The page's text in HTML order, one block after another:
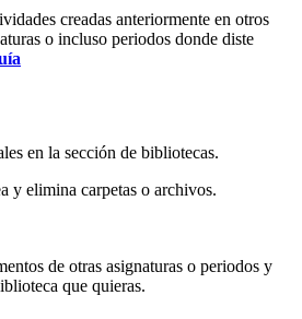
creadas anteriormente en otros
o incluso periodos donde diste
en la sección de bibliotecas.
y elimina carpetas o archivos.
de otras asignaturas o periodos y
que quieras.